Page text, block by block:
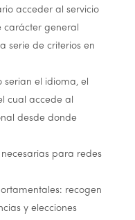
acceder al servicio
carácter general
serie de criterios en
el idioma, el
cual accede al
desde donde
para redes
recogen
y elecciones